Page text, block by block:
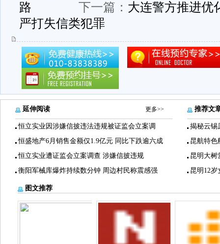
路
下一篇： 大连警方推进优
严打失信类犯罪
延伸阅读 更多>>
恒立实业因涉嫌信披违法违规被证监会立案调
恒盛地产6月销售金额仅1.9亿元 同比下跌逾六成
恒立实业遭证监会立案调查 涉嫌信披违规
衡阳军械库爆炸持续数分钟 周边村民称震感强
推荐文
揭秘云锡
昆航特色
昆明大树
昆明12
图文推荐